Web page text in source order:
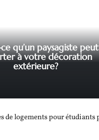
qu’un paysagiste peut
à votre décoration
extérieure?